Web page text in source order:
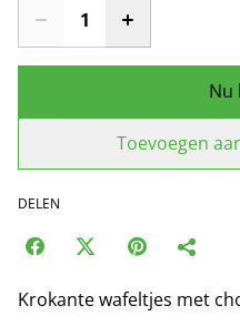
Nu
Toevoegen
DELEN
Krokante wafeltjes met